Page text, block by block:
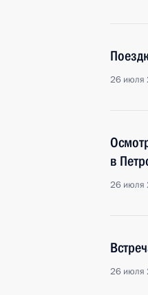
26 июля
в
26 июля
26 июля